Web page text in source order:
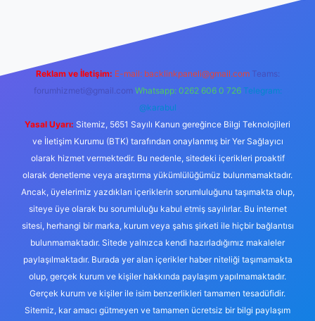
Reklam ve İletişim: E-mail: backlinkpaneli@gmail.com Teams:
forumhizmeti@gmail.com Whatsapp: 0262 606 0 726 Telegram:
@karabul
Yasal Uyarı: Sitemiz, 5651 Sayılı Kanun gereğince Bilgi Teknolojileri
ve İletişim Kurumu (BTK) tarafından onaylanmış bir Yer Sağlayıcı
olarak hizmet vermektedir. Bu nedenle, sitedeki içerikleri proaktif
olarak denetleme veya araştırma yükümlülüğümüz bulunmamaktadır.
Ancak, üyelerimiz yazdıkları içeriklerin sorumluluğunu taşımakta olup,
siteye üye olarak bu sorumluluğu kabul etmiş sayılırlar. Bu internet
sitesi, herhangi bir marka, kurum veya şahıs şirketi ile hiçbir bağlantısı
bulunmamaktadır. Sitede yalnızca kendi hazırladığımız makaleler
paylaşılmaktadır. Burada yer alan içerikler haber niteliği taşımamakta
olup, gerçek kurum ve kişiler hakkında paylaşım yapılmamaktadır.
Gerçek kurum ve kişiler ile isim benzerlikleri tamamen tesadüfidir.
Sitemiz, kar amacı gütmeyen ve tamamen ücretsiz bir bilgi paylaşım